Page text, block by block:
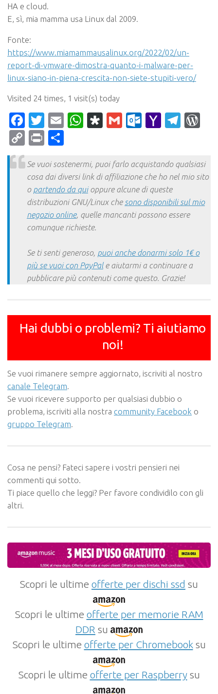
HA e cloud.
E, sì, mia mamma usa Linux dal 2009.
Fonte:
https://www.miamammausalinux.org/2022/02/un-
report-di-vmware-dimostra-quanto-i-malware-per-
linux-siano-in-piena-crescita-non-siete-stupiti-vero/
Visited 24 times, 1 visit(s) today
Facebook
Twitter
EmailWhatsApp
Diaspora
Gmail Yahoo
CopyPrint
Se vuoi sostenermi, puoi farlo acquistando qualsiasi
cosa dai diversi link di affiliazione che ho nel mio sito
o partendo da quioppure alcune di queste
distribuzioni GNU/Linux che sono disponibili sul mio
negozio online, quelle mancanti possono essere
comunque richieste.
Se ti senti generoso, puoi anche donarmi solo 1€ o
più se vuoi con PayPale aiutarmi a continuare a
pubblicare più contenuti come questo. Grazie!
Hai dubbi o problemi? Ti aiutiamo
noi!
Se vuoi rimanere sempre aggiornato, iscriviti al nostro
canale Telegram.
Se vuoi ricevere supporto per qualsiasi dubbio o
problema, iscriviti alla nostra community Facebook o
gruppo Telegram.
Cosa ne pensi? Fateci sapere i vostri pensieri nei
commenti qui sotto.
Ti piace quello che leggi? Per favore condividilo con gli
altri.
Scopri le ultime offerte per dischi ssd su
Scopri le ultime offerte per memorie RAM
DDR su
Scopri le ultime offerte per Chromebooksu
Scopri le ultime offerte per Raspberrysu